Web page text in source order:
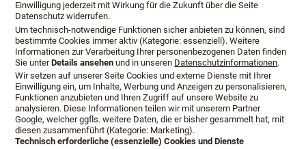
Inh. Lutz Allister Lang
Dalbergstraße 2-4
36037 Fulda
Einwilligung jederzeit mit Wirkung für die Zukunft über die Seite
Datenschutz widerrufen.
Um technisch-notwendige Funktionen sicher anbieten zu können, sind
bestimmte Cookies immer aktiv (Kategorie: essenziell). Weitere
Informationen zur Verarbeitung Ihrer personenbezogenen Daten finden
Sie unterDetails ansehen und in unseren Datenschutzinformationen.
Wir setzen auf unserer Seite Cookies und externe Dienste mit Ihrer
Einwilligung ein, um Inhalte, Werbung und Anzeigen zu personalisieren,
Funktionen anzubieten und Ihren Zugriff auf unsere Website zu
analysieren. Diese Informationen teilen wir mit unserem Partner
Google, welcher ggfls. weitere Daten, die er bisher gesammelt hat, mit
diesen zusammenführt (Kategorie: Marketing).
Technisch erforderliche (essenzielle) Cookies und Dienste